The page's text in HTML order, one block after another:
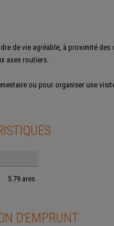
de vie agréable, à proximité
axes routiers.
ou pour organiser une
5.79 ares
D'EMPRUNT